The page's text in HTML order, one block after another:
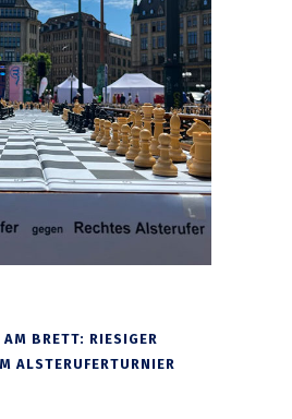
AM BRETT: RIESIGER
ALSTERUFERTURNIER